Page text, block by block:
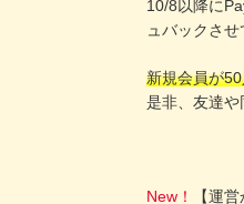
10/8以降に
ュバックさせ
新規会員が
是非、友達や
New！ 【運